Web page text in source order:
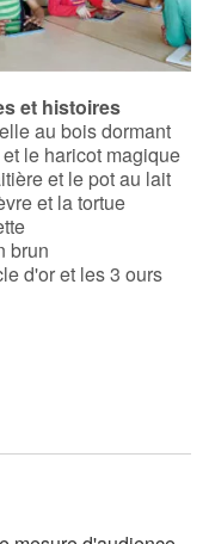
et histoires
au bois dormant
le haricot magique
et le pot au lait
et la tortue
brun
d'or et les 3 ours